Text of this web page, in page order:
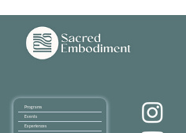
Programs
Events
Experiences